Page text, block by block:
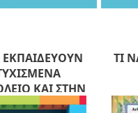
ΚΑΙ ΣΤΗΝ
ΤΙ